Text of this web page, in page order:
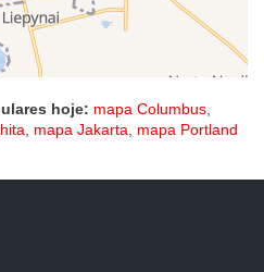
hoje: mapa Columbus,
, mapa Jakarta, mapa Portland